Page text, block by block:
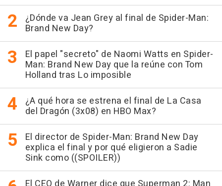
¿Dónde va Jean Grey al final de Spider-Man:
Brand New Day?
El papel "secreto" de Naomi Watts en Spider-
Man: Brand New Day que la reúne con Tom
Holland tras Lo imposible
¿A qué hora se estrena el final de La Casa
del Dragón (3x08) en HBO Max?
El director de Spider-Man: Brand New Day
explica el final y por qué eligieron a Sadie
Sink como ((SPOILER))